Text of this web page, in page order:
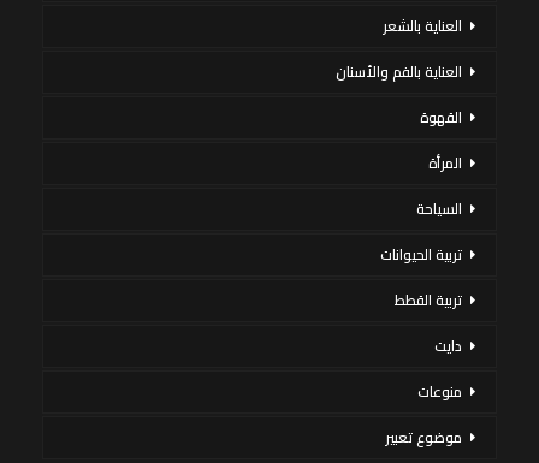
العناية بالشعر
العناية بالفم والأسنان
القهوة
المرأة
السياحة
تربية الحيوانات
تربية القطط
دايت
منوعات
موضوع تعبير